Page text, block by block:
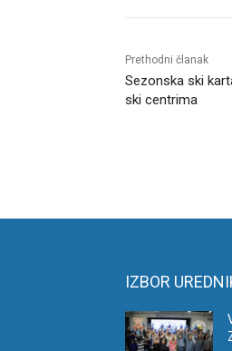
Prethodni članak
Sezonska ski
ski centrima
IZBOR